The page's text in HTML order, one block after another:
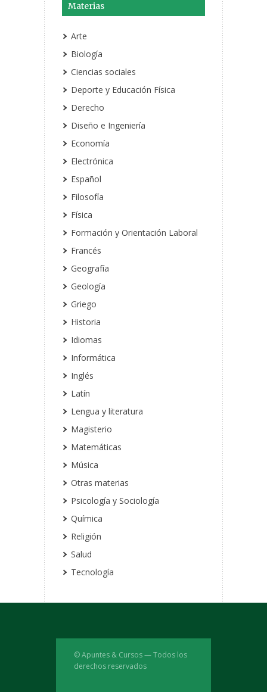
Materias
Arte
Biología
Ciencias sociales
Deporte y Educación Física
Derecho
Diseño e Ingeniería
Economía
Electrónica
Español
Filosofía
Física
Formación y Orientación Laboral
Francés
Geografía
Geología
Griego
Historia
Idiomas
Informática
Inglés
Latín
Lengua y literatura
Magisterio
Matemáticas
Música
Otras materias
Psicología y Sociología
Química
Religión
Salud
Tecnología
© Apuntes & Cursos — Todos los
derechos reservados